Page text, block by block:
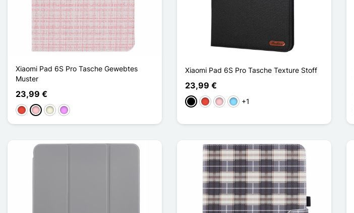
Xiaomi Pad 6S Pro Tasche Gewebtes
Muster
23,99 €
Rot PinkBeigeHellviolett
Xiaomi Pad 6S Pro Tasche Texture Stoff
23,99 €
Schwarz
Rot PinkHellblau
+1